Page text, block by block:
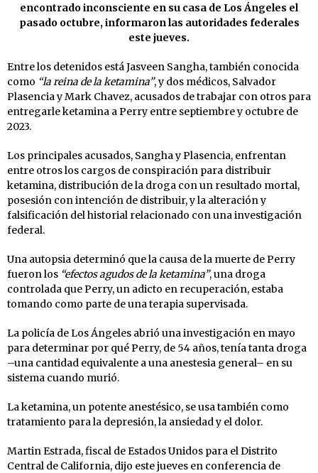
encontrado inconsciente en su casa de Los Ángeles el
pasado octubre, informaron las autoridades federales
este jueves.
Entre los detenidos está Jasveen Sangha, también conocida
como “la reina de la ketamina”, y dos médicos, Salvador
Plasencia y Mark Chavez, acusados ​​de trabajar con otros para
entregarle ketamina a Perry entre septiembre y octubre de
2023.
Los principales acusados, Sangha y Plasencia, enfrentan
entre otros los cargos de conspiración para distribuir
ketamina, distribución de la droga con un resultado mortal,
posesión con intención de distribuir, y la alteración y
falsificación del historial relacionado con una investigación
federal.
Una autopsia determinó que la causa de la muerte de Perry
fueron los “efectos agudos de la ketamina”, una droga
controlada que Perry, un adicto en recuperación, estaba
tomando como parte de una terapia supervisada.
La policía de Los Ángeles abrió una investigación en mayo
para determinar por qué Perry, de 54 años, tenía tanta droga
–una cantidad equivalente a una anestesia general– en su
sistema cuando murió.
La ketamina, un potente anestésico, se usa también como
tratamiento para la depresión, la ansiedad y el dolor.
Martin Estrada, fiscal de Estados Unidos para el Distrito
Central de California, dijo este jueves en conferencia de